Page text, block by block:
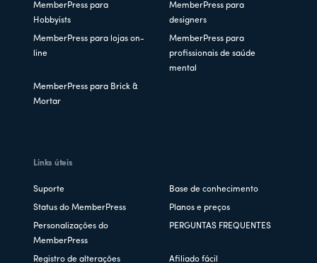
MemberPress para
Hobbyists
MemberPress para
designers
MemberPress para lojas on-
line
MemberPress para
profissionais de saúde
mental
MemberPress para Brick &
Mortar
Links úteis
Suporte Base de conhecimento
Status do MemberPress Planos e preços
Personalizações do
MemberPress
PERGUNTAS FREQUENTES
Registro de alterações Afiliado fácil